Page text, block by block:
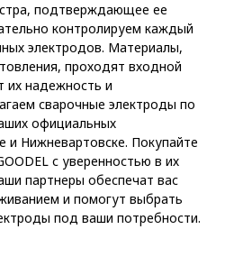
подтверждающее ее
контролируем каждый
электродов. Материалы,
проходят входной
их надежность и
сварочные электроды по
официальных
и Нижневартовске. Покупайте
с уверенностью в их
партнеры обеспечат вас
и помогут выбрать
под ваши потребности.